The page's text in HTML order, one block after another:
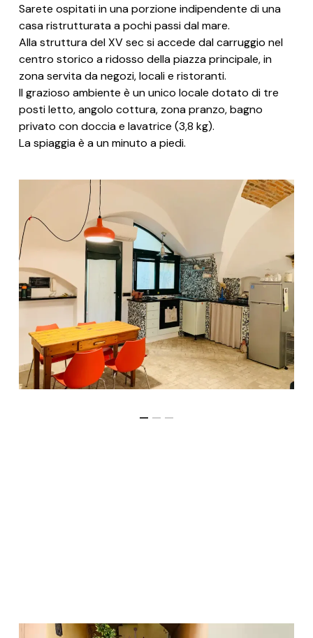
Sarete ospitati in una porzione indipendente di una
casa ristrutturata a pochi passi dal mare.
Alla struttura del XV sec si accede dal carruggio nel
centro storico a ridosso della piazza principale, in
zona servita da negozi, locali e ristoranti.
Il grazioso ambiente è un unico locale dotato di tre
posti letto, angolo cottura, zona pranzo, bagno
privato con doccia e lavatrice (3,8 kg).
La spiaggia è a un minuto a piedi.